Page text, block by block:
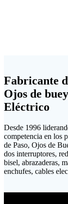
Fabricante
Ojos de
Eléctrico
Desde 1996
competencia en los
de Paso, Ojos de
dos interruptores,
bisel, abrazaderas,
enchufes, cables